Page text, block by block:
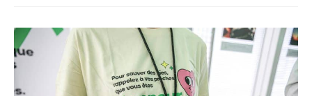
l’excellence clinique et scientifique de l’établissement.
Ce projet représente un investissement de 9,5 millions
d’euros pour l’acquisition et l’installation de
l’équipement au cœur même du pôle régional de
cancérologie.